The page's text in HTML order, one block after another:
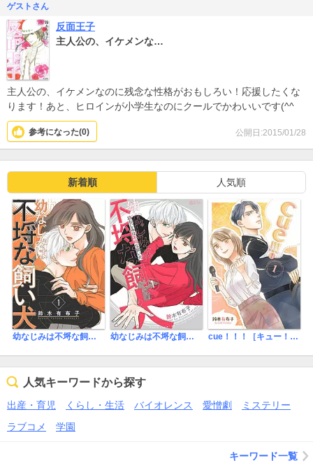
ゲストさん
反面王子
主人公の、イケメンな…
主人公の、イケメンなのに残念な性格がおもしろい！応援したくな
ります！あと、ヒロインが小学生なのにクールでかわいいです(^^
公開日:2015/01/28
参考になった(0)
新着順 人気順
幼なじみは不埒な飼い犬【描き下ろしおまけ付き特装版】 幼なじみは不埒な飼い犬 cue！！！［キュー！！！］【描き下ろしおまけ付き特装版】
人気キーワードから探す
出産・育児 くらし・生活 バイオレンス 愛憎劇
ミステリー
ラブコメ
学園
キーワード一覧